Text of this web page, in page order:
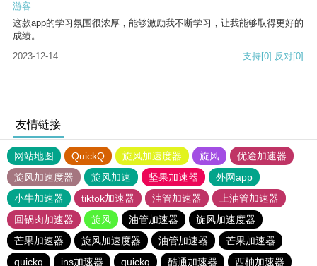
游客
这款app的学习氛围很浓厚，能够激励我不断学习，让我能够取得更好的
成绩。
2023-12-14
支持[0] 反对[0]
友情链接
网站地图 QuickQ 旋风加速度器 旋风
优途加速器
旋风加速度器
旋风加速 坚果加速器
外网app
小牛加速器
tiktok加速器 油管加速器
上油管加速器
回锅肉加速器
旋风 油管加速器
旋风加速度器
芒果加速器
旋风加速度器 油管加速器
芒果加速器
quickq
ins加速器 quickq 酷通加速器 西柚加速器